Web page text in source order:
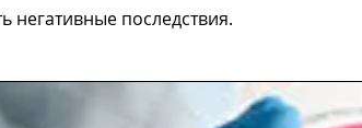
негативные последствия.